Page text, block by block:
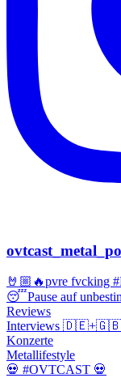
🤘🏼🔥pvre fvcking
😴Pause auf
Reviews
Interviews 🇩🇪+🇬🇧
Konzerte
Metallifestyle
💀 #OVTCAST 💀